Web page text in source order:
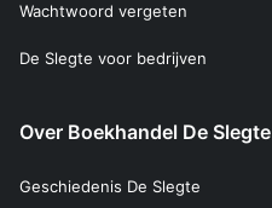
Wachtwoord vergeten
De Slegte voor bedrijven
Over Boekhandel De Slegte
Geschiedenis De Slegte